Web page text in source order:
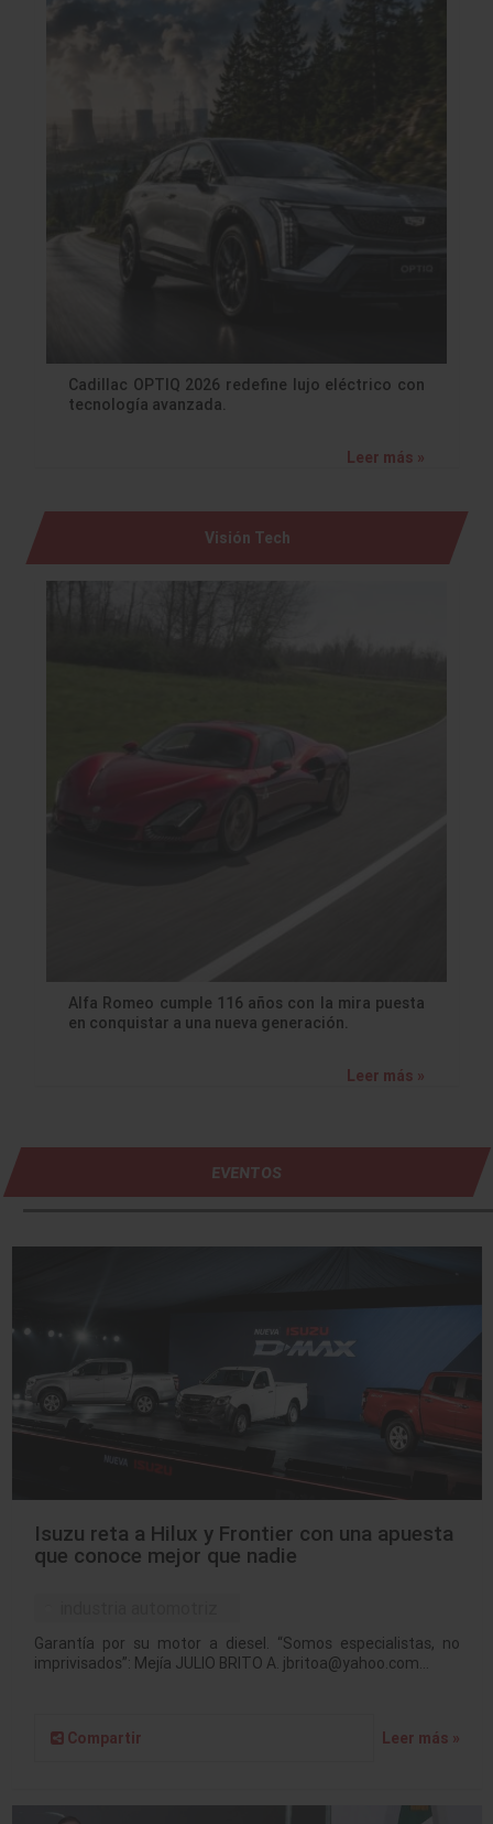
Cadillac OPTIQ 2026 redefine lujo eléctrico con
tecnología avanzada.
Leer más »
Visión Tech
Alfa Romeo cumple 116 años con la mira puesta
en conquistar a una nueva generación.
Leer más »
EVENTOS
Isuzu reta a Hilux y Frontier con una apuesta
que conoce mejor que nadie
Garantía por su motor a diesel. “Somos especialistas, no
imprivisados”: Mejía JULIO BRITO A. jbritoa@yahoo.com…
Compartir Leer más »